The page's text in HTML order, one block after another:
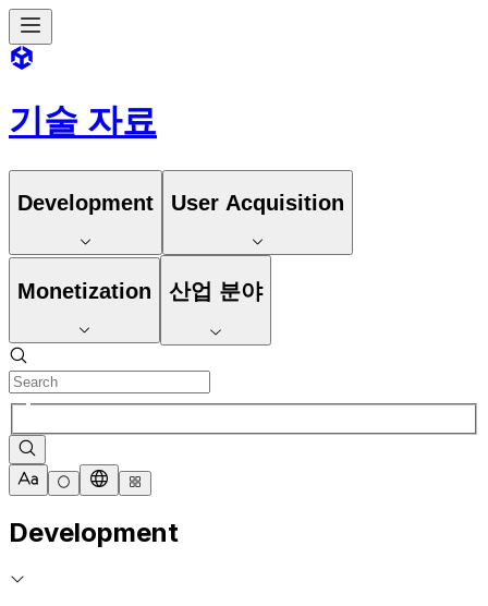
기술 자료
Development User Acquisition
Monetization 산업 분야
Development